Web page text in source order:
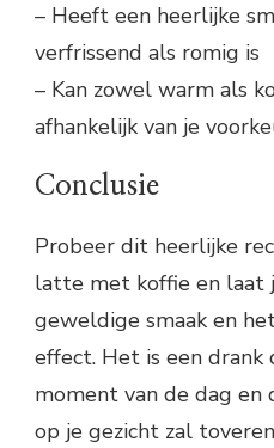
– Heeft een heerlijke
verfrissend als romig is
– Kan zowel warm als
afhankelijk van je
Conclusie
Probeer dit heerlijke
latte met koffie en laat
geweldige smaak en
effect. Het is een
moment van de dag en
op je gezicht zal